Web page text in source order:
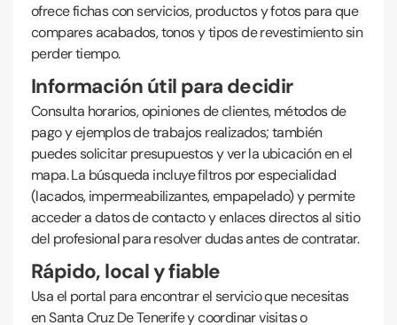
ofrece fichas con servicios, productos y fotos para que
compares acabados, tonos y tipos de revestimiento sin
perder tiempo.
Información útil para decidir
Consulta horarios, opiniones de clientes, métodos de
pago y ejemplos de trabajos realizados; también
puedes solicitar presupuestos y ver la ubicación en el
mapa. La búsqueda incluye filtros por especialidad
(lacados, impermeabilizantes, empapelado) y permite
acceder a datos de contacto y enlaces directos al sitio
del profesional para resolver dudas antes de contratar.
Rápido, local y fiable
Usa el portal para encontrar el servicio que necesitas
en Santa Cruz De Tenerife y coordinar visitas o